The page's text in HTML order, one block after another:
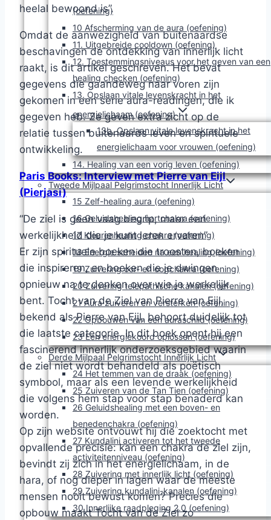
(oefening)
10 Afscherming van de aura (oefening)
11. Uitgebreide cooldown (oefening)
12. Toestemmingsniveaus voor het geven van een
healing checken (oefening)
13. Opslaan vitale levenskracht in het
energielichaam (oefening)
13b. Opslaan vitale levenskracht in het
energielichaam voor vrouwen (oefening)
14. Healing van een vorig leven (oefening)
Tweede Mijlpaal Pelgrimstocht Innerlijk Licht
15 Zelf-healing aura (oefening)
16 Geluidshealing hartchakra (oefening)
17 Kleurenhealing chakra (oefening)
18 Energie scheiden na een healing (oefening)
19 Zuivering oor- en oogchakra (oefening)
20 Zuivering telepathische kanalen (oefening)
21 Aura zuiveren en versterken (oefening)
22 Opbouwen van een auraschild (oefening)
23 Een energiekoord oplossen (oefening)
Derde Mijlpaal Pelgrimstocht Innerlijk Licht
24 Het temmen van de draak (oefening)
25 Zuiveren van de Tan Tien (oefening)
26 Geluidshealing met een boven- en
benedenchakra (oefening)
27 Kundalini activeren tot het tweede
activiteitenniveau (oefening)
28 Zuivering met innerlijk licht (oefening)
29 Zuivering kundalini-kanalen (oefening)
30 Innerlijke raadpleging 2.0 (oefening)
heelal bewoond is”.
Omdat de aanwezigheid van buitenaardse
beschavingen de ontdekking van innerlijk licht
raakt, is dit artikel geschreven. Het bevat
gegevens die gaandeweg naar voren zijn
gekomen in een serie aura-readingen, die ik
gegeven heb. Ze geven extra zicht op de
relatie tussen buitenaards leven en spirituele
ontwikkeling.
Paris Books: Interview met Pierre van Eijl
(Pierjasi)
“De ziel is geen vaag begrip, maar een
werkelijkheid die je kunt leren ervaren”
Er zijn spirituele boeken die troosten, boeken
die inspireren, en boeken die je dwingen
opnieuw na te denken over wie je werkelijk
bent. Tocht van de Ziel van Pierre van Eijl,
bekend als Pierre van Eijl, behoort duidelijk tot
die laatste categorie. In dit boek opent hij een
fascinerend innerlijk onderzoeksgebied waarin
de ziel niet wordt behandeld als poëtisch
symbool, maar als een levende werkelijkheid
die volgens hem stap voor stap benaderd kan
worden.
Op zijn website ontvouwt hij die zoektocht met
opvallende precisie: kan een chakra de ziel zijn,
bevindt zij zich in het energielichaam, in de
hara, of nog dieper in lagen waar de meeste
mensen nooit bewust komen? Precies die
opbouw maakt Tocht van de Ziel zo